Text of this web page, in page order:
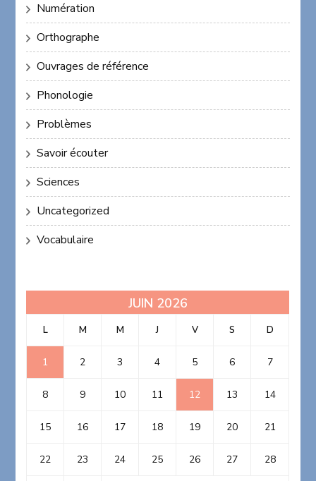
Numération
Orthographe
Ouvrages de référence
Phonologie
Problèmes
Savoir écouter
Sciences
Uncategorized
Vocabulaire
JUIN 2026
L M M J V S D
1 2 3 4 5 6 7
8 9 10 11 12 13 14
15 16 17 18 19 20 21
22 23 24 25 26 27 28